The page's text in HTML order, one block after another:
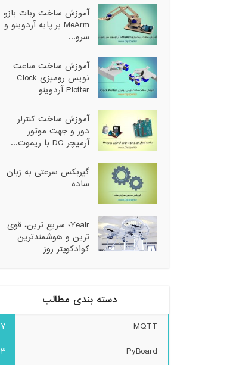
آموزش ساخت ربات بازو
MeArm بر پایه آردوینو و
سرو...
آموزش ساخت ساعت
نویس رومیزی Clock
Plotter آردوینو
آموزش ساخت کنترلر
دور و جهت موتور
آرمیچر DC با ریموت...
گیربکس سرعتی به زبان
ساده
Yeair؛ سریع ترین، قوی
ترین و هوشمندترین
کوادکوپتر روز
دسته بندی مطالب
MQTT
7
PyBoard
3